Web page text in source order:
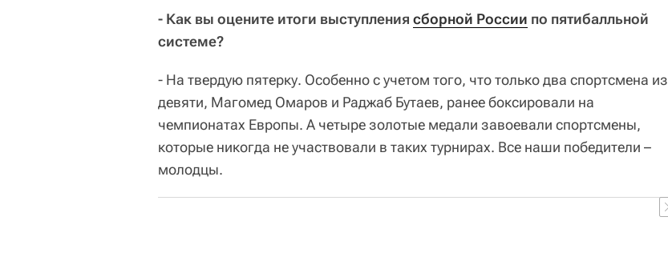
- Как вы оцените итоги выступления сборной России по пятибалльной
системе?
- На твердую пятерку. Особенно с учетом того, что только два спортсмена из
девяти, Магомед Омаров и Раджаб Бутаев, ранее боксировали на
чемпионатах Европы. А четыре золотые медали завоевали спортсмены,
которые никогда не участвовали в таких турнирах. Все наши победители –
молодцы.